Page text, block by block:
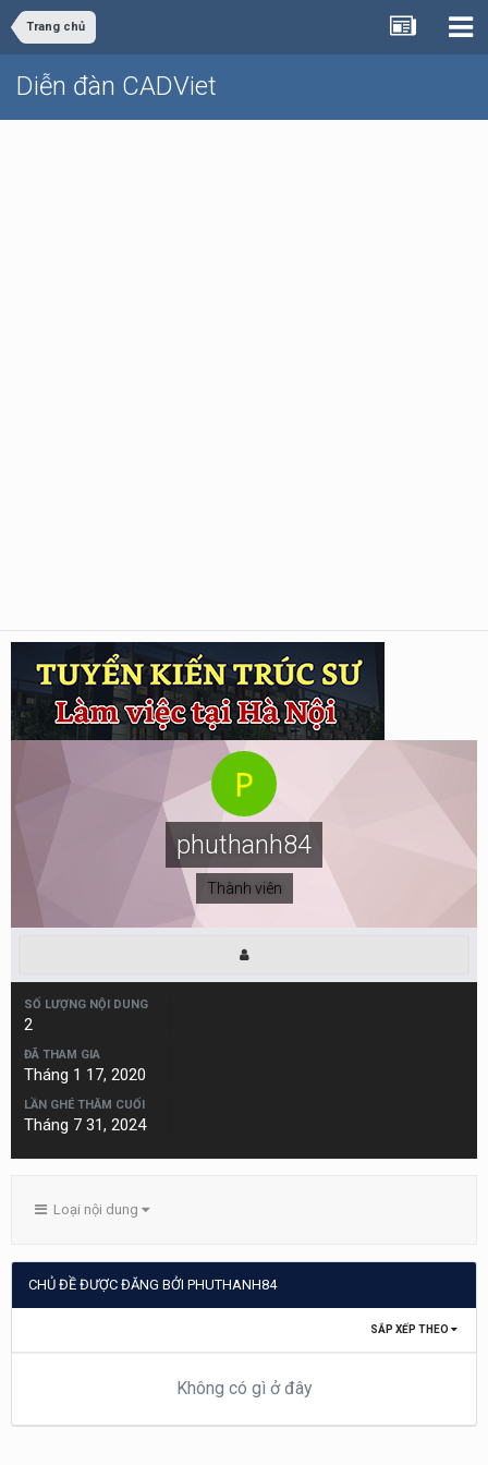
Trang chủ
Diễn đàn CADViet
phuthanh84
Thành viên
SỐ LƯỢNG NỘI DUNG
2
ĐÃ THAM GIA
Tháng 1 17, 2020
LẦN GHÉ THĂM CUỐI
Tháng 7 31, 2024
Loại nội dung
CHỦ ĐỀ ĐƯỢC ĐĂNG BỞI PHUTHANH84
SẮP XẾP THEO
Không có gì ở đây